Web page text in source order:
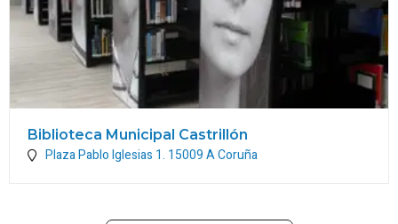
Biblioteca Municipal Castrillón
Plaza Pablo Iglesias 1. 15009A Coruña